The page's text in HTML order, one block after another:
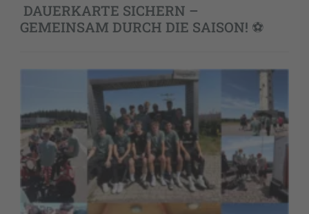
DAUERKARTE SICHERN –
GEMEINSAM DURCH DIE SAISON! ⚽️